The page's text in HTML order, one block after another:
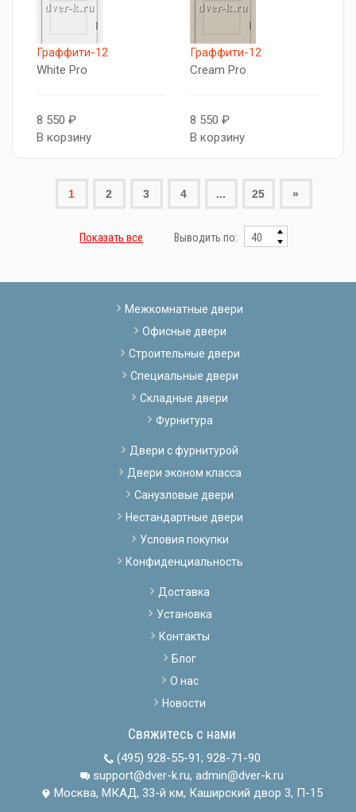
Граффити-12
White Pro
8 550 ₽
В корзину
Граффити-12
Cream Pro
8 550 ₽
В корзину
1 2 3 4 ... 25 »
Показать все Выводить по:
Межкомнатные двери
Офисные двери
Строительные двери
Специальные двери
Складные двери
Фурнитура
Двери с фурнитурой
Двери эконом класса
Санузловые двери
Нестандартные двери
Условия покупки
Конфиденциальность
Доставка
Установка
Контакты
Блог
О нас
Новости
Свяжитесь с нами
(495) 928-55-91; 928-71-90
support@dver-k.ru, admin@dver-k.ru
Москва, МКАД, 33-й км, Каширский двор 3, П-15